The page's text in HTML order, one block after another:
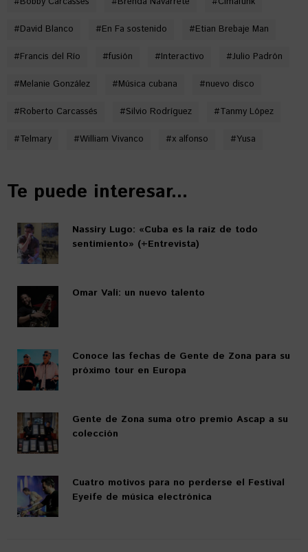
#David Blanco #En Fa sostenido #Etian Brebaje Man
#Francis del Río #fusión #Interactivo #Julio Padrón
#Melanie González #Música cubana #nuevo disco
#Roberto Carcassés #Silvio Rodríguez #Tanmy López
#Telmary #William Vivanco #x alfonso #Yusa
Te puede interesar...
Nassiry Lugo: «Cuba es la raíz de todo
sentimiento» (+Entrevista)
Omar Vali: un nuevo talento
Conoce las fechas de Gente de Zona para su
próximo tour en Europa
Gente de Zona suma otro premio Ascap a su
colección
Cuatro motivos para no perderse el Festival
Eyeife de música electrónica